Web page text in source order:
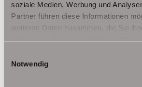
soziale Medien, Werbung und
Partner führen diese Informationen
weiteren Daten zusammen, die Sie
Notwendig
Immo Am Ettersberg Haus Am Ettersberg
kaufen Am Ettersberg
Immobilie Am
Ettersberg Einfamilienhaus Am Ettersberg